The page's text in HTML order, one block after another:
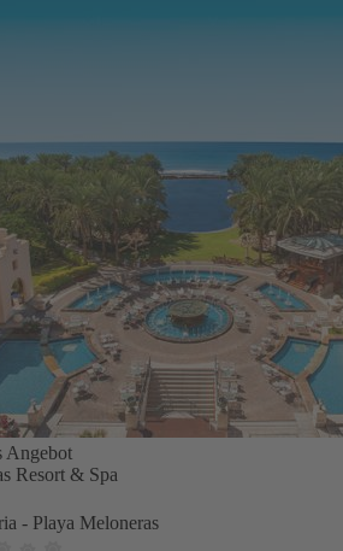
Angebot
Resort & Spa
- Playa Meloneras